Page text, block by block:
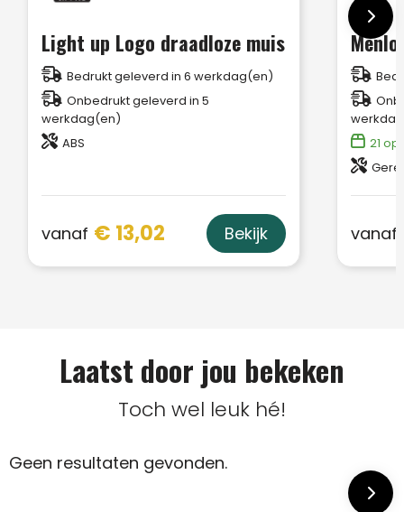
Light up Logo draadloze muis
Bedrukt geleverd in 6 werkdag(en)
Onbedrukt geleverd in 5
werkdag(en)
ABS
vanaf € 13,02 Bekijk
21 op
vanaf
Laatst door jou bekeken
Toch wel leuk hé!
Geen resultaten gevonden.